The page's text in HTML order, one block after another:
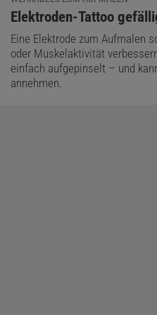
:
Elektroden-Tattoo
Eine Elektrode zum Aufmalen
oder Muskelaktivität
einfach aufgepinselt – und
annehmen.